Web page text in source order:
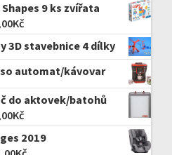
9 ks zvířata
Kč
3D stavebnice 4 dílky
automat/kávovar
do aktovek/batohů
Kč
2019